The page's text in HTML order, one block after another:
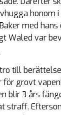
honom
med
Waled var
till
för grovt
blir 3 års
straff.